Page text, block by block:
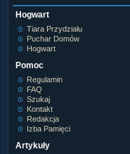
Hogwart
Tiara Przydziału
Puchar Domów
Hogwart
Pomoc
Regulamin
FAQ
Szukaj
Kontakt
Redakcja
Izba Pamięci
Artykuły